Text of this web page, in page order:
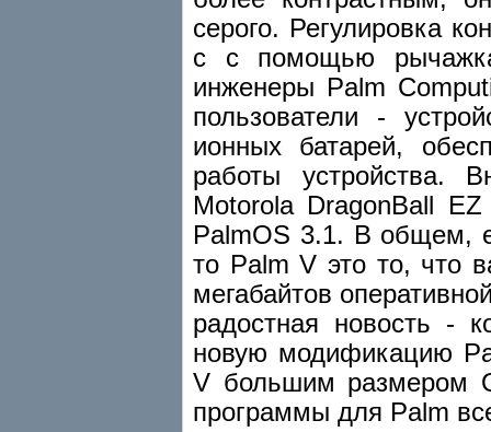
серого. Регулировка
с с помощью
инженеры Palm
пользователи -
ионных батарей,
работы устройства.
Motorola DragonBall
PalmOS 3.1. В общем,
то Palm V это то, что
мегабайтов
радостная новость -
новую модификацию
V большим размером
программы для Palm